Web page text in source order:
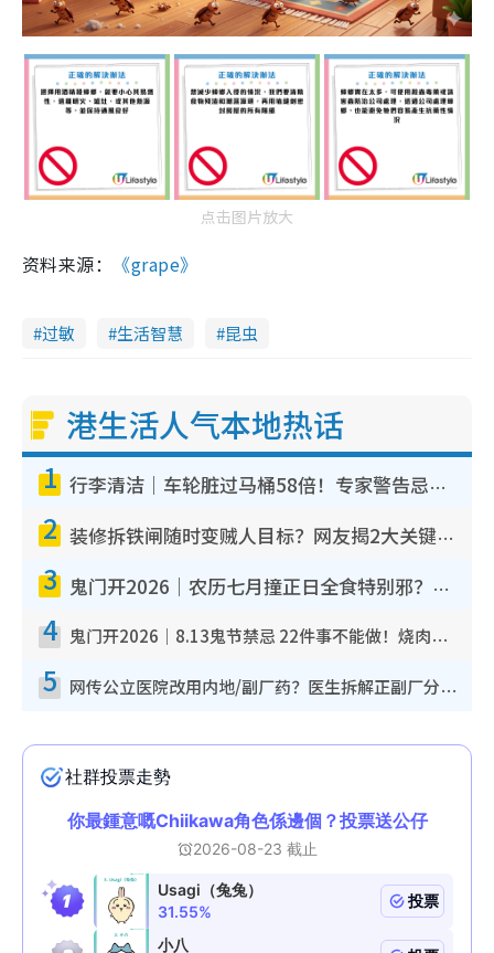
点击图片放大
资料来源： 《grape》
过敏 生活智慧 昆虫
港生活人气本地热话
1 行李清洁｜车轮脏过马桶58倍！专家警告忌用酒精擦 教1招免脏手除菌
2 装修拆铁闸随时变贼人目标？网友揭2大关键用途：装新款等于白装？附新旧铁闸分别
3 鬼门开2026｜农历七月撞正日全食特别邪？专家警告切忌做一事！揭4大禁忌+2招保平安
4 鬼门开2026｜8.13鬼节禁忌 22件事不能做！烧肉、刺身要少食？半夜勿吹口哨/打给个电话
5 网传公立医院改用内地/副厂药？医生拆解正副厂分别，揭4类人换药随时出事